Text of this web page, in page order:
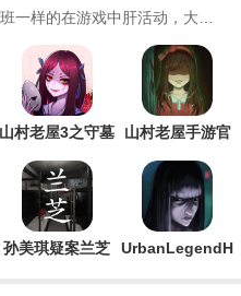
一样的在游戏中肝活动，大家
感受游戏的精
山村老屋3之守墓
山村老屋手游官
孙美琪疑案兰芝
UrbanLegendH